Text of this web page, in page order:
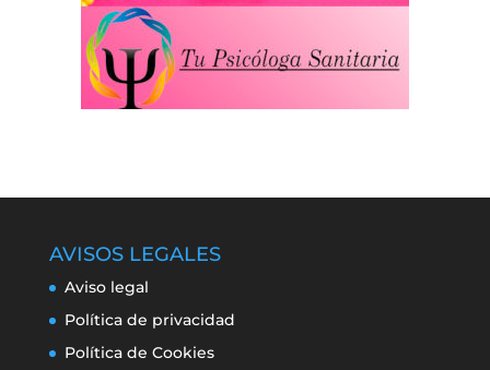
AVISOS LEGALES
Aviso legal
Política de privacidad
Política de Cookies